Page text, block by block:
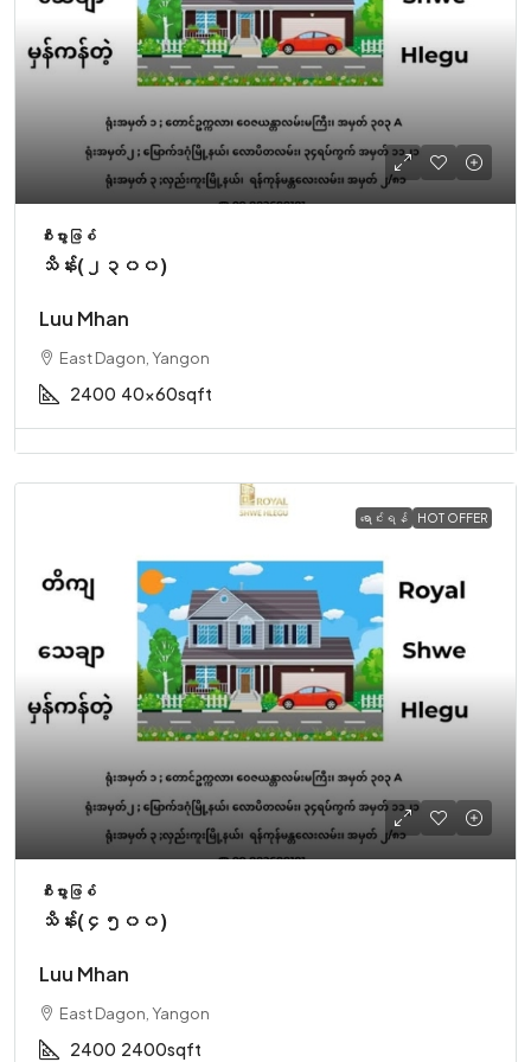
စီးပွားဖြစ်
သိန်း(၂၃၀၀)
Luu Mhan
East Dagon, Yangon
2400 40x60sqft
ရောင်းရန် HOT OFFER
စီးပွားဖြစ်
သိန်း(၄၅၀၀)
Luu Mhan
East Dagon, Yangon
2400 2400sqft